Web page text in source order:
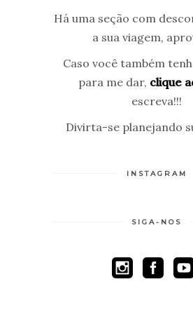
Há uma seção com
a sua viagem,
Caso você também
para me dar, clique
escreva!!!
Divirta-se planejando
INSTAGRAM
SIGA-NOS